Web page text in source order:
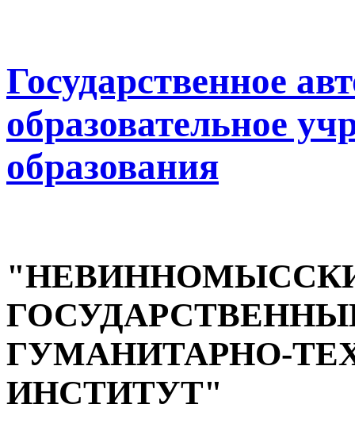
Государственное
образовательное
образования
ГУМАНИТАРНО-
ИНСТИТУТ"